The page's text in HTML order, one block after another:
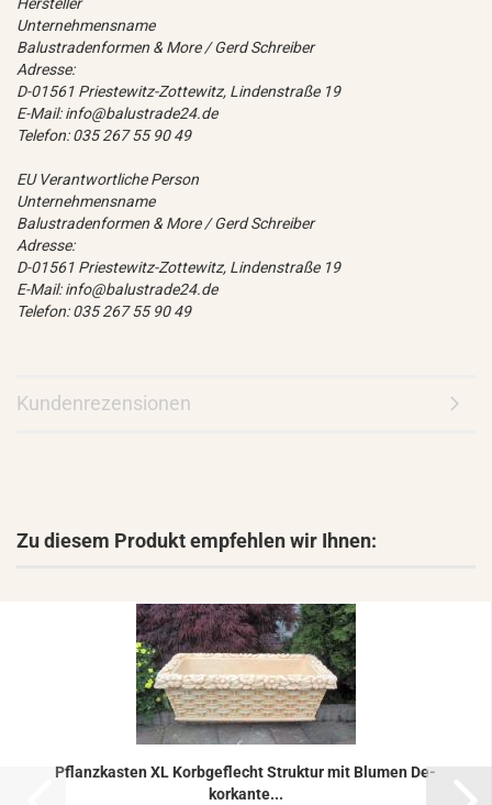
Unternehmensname
Balustradenformen & More / Gerd Schreiber
Adresse:
D-01561 Priestewitz-Zottewitz, Lindenstraße 19
E-Mail: info@balustrade24.de
Telefon: 035 267 55 90 49
EU Verantwortliche Person
Unternehmensname
Balustradenformen & More / Gerd Schreiber
Adresse:
D-01561 Priestewitz-Zottewitz, Lindenstraße 19
E-Mail: info@balustrade24.de
Telefon: 035 267 55 90 49
Kundenrezensionen
Zu diesem Produkt empfehlen wir Ihnen:
Pflanz­kas­ten XL Korb­ge­flecht Struk­tur mit Blu­men De­
korkan­te...